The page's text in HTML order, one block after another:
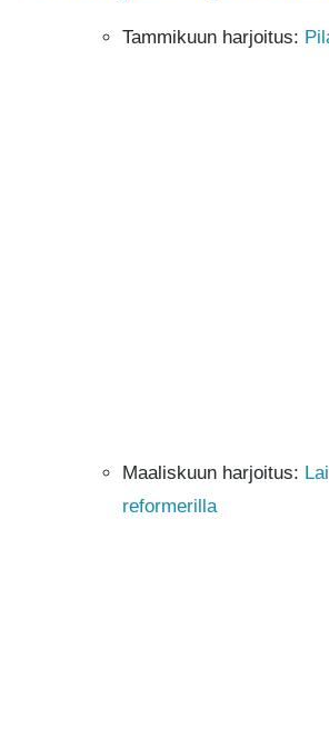
Tammikuun harjoitus:
Maaliskuun harjoitus:
reformerilla